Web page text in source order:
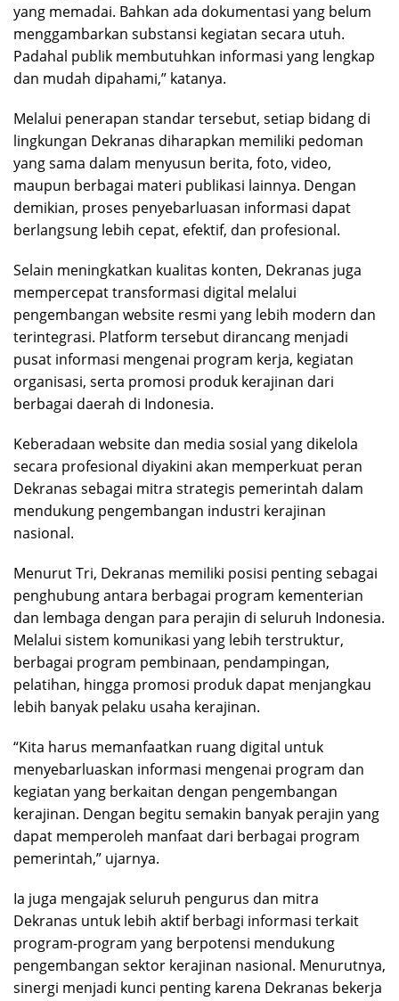
yang memadai. Bahkan ada dokumentasi yang belum
menggambarkan substansi kegiatan secara utuh.
Padahal publik membutuhkan informasi yang lengkap
dan mudah dipahami,” katanya.
Melalui penerapan standar tersebut, setiap bidang di
lingkungan Dekranas diharapkan memiliki pedoman
yang sama dalam menyusun berita, foto, video,
maupun berbagai materi publikasi lainnya. Dengan
demikian, proses penyebarluasan informasi dapat
berlangsung lebih cepat, efektif, dan profesional.
Selain meningkatkan kualitas konten, Dekranas juga
mempercepat transformasi digital melalui
pengembangan website resmi yang lebih modern dan
terintegrasi. Platform tersebut dirancang menjadi
pusat informasi mengenai program kerja, kegiatan
organisasi, serta promosi produk kerajinan dari
berbagai daerah di Indonesia.
Keberadaan website dan media sosial yang dikelola
secara profesional diyakini akan memperkuat peran
Dekranas sebagai mitra strategis pemerintah dalam
mendukung pengembangan industri kerajinan
nasional.
Menurut Tri, Dekranas memiliki posisi penting sebagai
penghubung antara berbagai program kementerian
dan lembaga dengan para perajin di seluruh Indonesia.
Melalui sistem komunikasi yang lebih terstruktur,
berbagai program pembinaan, pendampingan,
pelatihan, hingga promosi produk dapat menjangkau
lebih banyak pelaku usaha kerajinan.
“Kita harus memanfaatkan ruang digital untuk
menyebarluaskan informasi mengenai program dan
kegiatan yang berkaitan dengan pengembangan
kerajinan. Dengan begitu semakin banyak perajin yang
dapat memperoleh manfaat dari berbagai program
pemerintah,” ujarnya.
Ia juga mengajak seluruh pengurus dan mitra
Dekranas untuk lebih aktif berbagi informasi terkait
program-program yang berpotensi mendukung
pengembangan sektor kerajinan nasional. Menurutnya,
sinergi menjadi kunci penting karena Dekranas bekerja